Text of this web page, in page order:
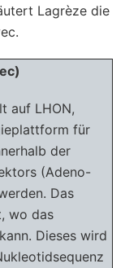
Lagrèze die
auf LHON,
für
der
(Adeno-
Das
wo das
Dieses wird